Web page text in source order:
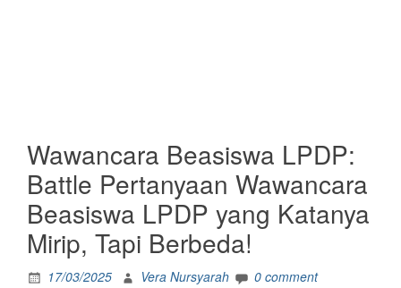
Wawancara Beasiswa LPDP:
Battle Pertanyaan Wawancara
Beasiswa LPDP yang Katanya
Mirip, Tapi Berbeda!
17/03/2025 Vera Nursyarah 0 comment